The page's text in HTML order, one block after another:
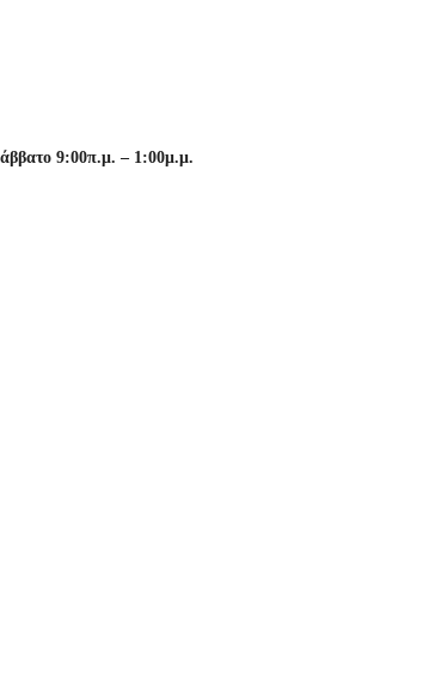
9:00π.μ. – 1:00μ.μ.